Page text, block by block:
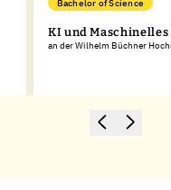
Bachelor of Science
KI und Maschinelles
an der Wilhelm Büchner